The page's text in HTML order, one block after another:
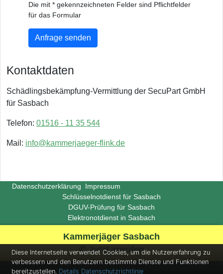
Kammerjäger Sasbach
✆ Jetzt anrufen
Die mit * gekennzeichneten Felder sind Pflichtfelder
für das Formular
Anfrage senden
Kontaktdaten
Schädlingsbekämpfung-Vermittlung der SecuPart GmbH
für Sasbach
Telefon: 01516 - 11 35 544
Mail: info@kammerjaeger-flink.de
Datenschutzerklärung
Impressum
Schlüsselnotdienst für Sasbach
DGUV-Prüfung für Sasbach
Elektronotdienst in Sasbach
(Last update 2026-06-29)
Diese Internetseite verwendet Cookies, um die Nutzererfahrung zu
verbessern und den Benutzern bestimmte Dienste und Funktionen
bereitzustellen. Details Datenschutzrichtlinie